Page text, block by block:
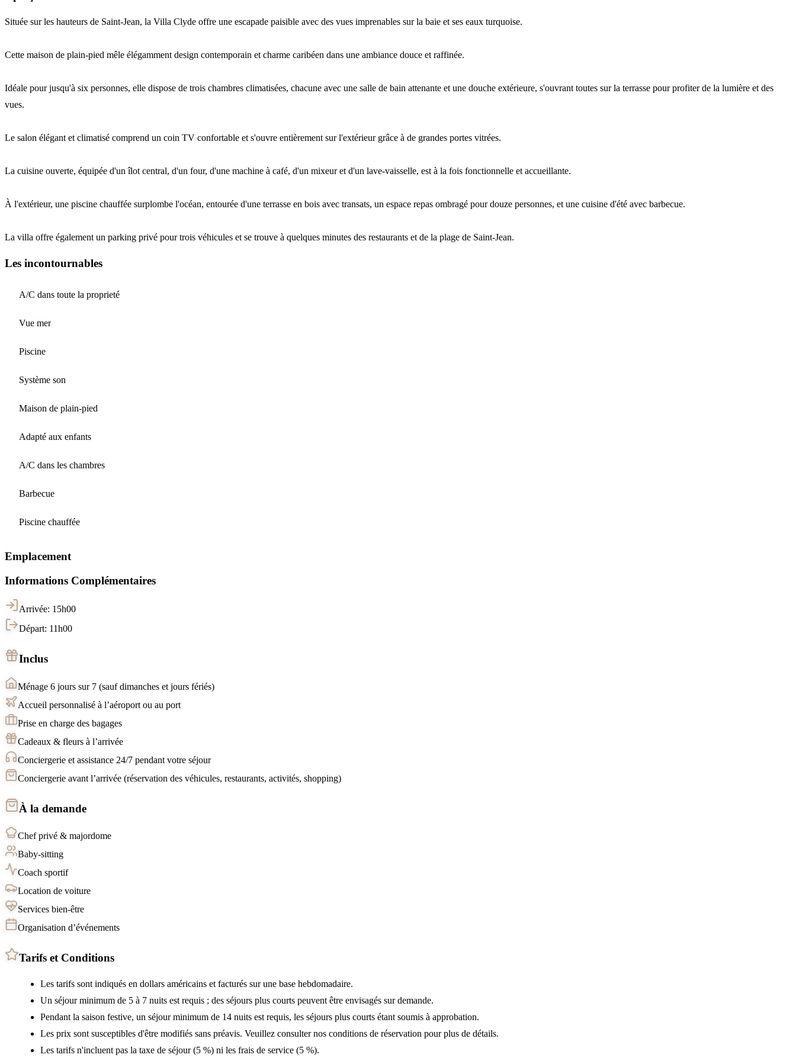
Située sur les hauteurs de Saint-Jean, la Villa Clyde offre une escapade paisible avec des vues imprenables sur la baie et ses eaux turquoise.
Cette maison de plain-pied mêle élégamment design contemporain et charme caribéen dans une ambiance douce et raffinée.
Idéale pour jusqu'à six personnes, elle dispose de trois chambres climatisées, chacune avec une salle de bain attenante et une douche extérieure, s'ouvrant toutes sur la terrasse pour profiter de la lumière et des
vues.
Le salon élégant et climatisé comprend un coin TV confortable et s'ouvre entièrement sur l'extérieur grâce à de grandes portes vitrées.
La cuisine ouverte, équipée d'un îlot central, d'un four, d'une machine à café, d'un mixeur et d'un lave-vaisselle, est à la fois fonctionnelle et accueillante.
À l'extérieur, une piscine chauffée surplombe l'océan, entourée d'une terrasse en bois avec transats, un espace repas ombragé pour douze personnes, et une cuisine d'été avec barbecue.
La villa offre également un parking privé pour trois véhicules et se trouve à quelques minutes des restaurants et de la plage de Saint-Jean.
Les incontournables
A/C dans toute la proprieté
Vue mer
Piscine
Système son
Maison de plain-pied
Adapté aux enfants
A/C dans les chambres
Barbecue
Piscine chauffée
Emplacement
Informations Complémentaires
Arrivée: 15h00
Départ: 11h00
Inclus
Ménage 6 jours sur 7 (sauf dimanches et jours fériés)
Accueil personnalisé à l’aéroport ou au port
Prise en charge des bagages
Cadeaux & fleurs à l’arrivée
Conciergerie et assistance 24/7 pendant votre séjour
Conciergerie avant l’arrivée (réservation des véhicules, restaurants, activités, shopping)
À la demande
Chef privé & majordome
Baby-sitting
Coach sportif
Location de voiture
Services bien-être
Organisation d’événements
Tarifs et Conditions
Les tarifs sont indiqués en dollars américains et facturés sur une base hebdomadaire.
Un séjour minimum de 5 à 7 nuits est requis ; des séjours plus courts peuvent être envisagés sur demande.
Pendant la saison festive, un séjour minimum de 14 nuits est requis, les séjours plus courts étant soumis à approbation.
Les prix sont susceptibles d'être modifiés sans préavis. Veuillez consulter nos conditions de réservation pour plus de détails.
Les tarifs n'incluent pas la taxe de séjour (5 %) ni les frais de service (5 %).